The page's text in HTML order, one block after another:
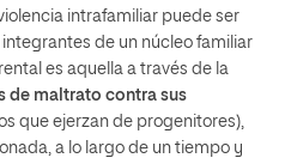
intrafamiliar puede ser
de un núcleo familiar
es aquella a través de la
de maltrato contra sus
que ejerzan de progenitores),
a lo largo de un tiempo y